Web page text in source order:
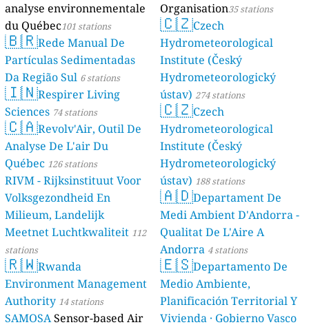
Organisation35 stations
🇨🇿Czech
Hydrometeorological
Institute (Český
Hydrometeorologický
ústav) 274 stations
🇨🇿Czech
Hydrometeorological
Institute (Český
Hydrometeorologický
ústav) 188 stations
🇦🇩Departament De
Medi Ambient D'Andorra -
Qualitat De L'Aire A
Andorra 4 stations
🇪🇸Departamento De
Medio Ambiente,
Planificación Territorial Y
Vivienda · Gobierno Vasco
analyse environnementale
du Québec101 stations
🇧🇷Rede Manual De
Partículas Sedimentadas
Da Região Sul 6 stations
🇮🇳Respirer Living
Sciences 74 stations
🇨🇦Revolv'Air, Outil De
Analyse De L'air Du
Québec 126 stations
RIVM - Rijksinstituut Voor
Volksgezondheid En
Milieum, Landelijk
Meetnet Luchtkwaliteit 112
stations
🇷🇼Rwanda
Environment Management
Authority 14 stations
SAMOSASensor-based Air